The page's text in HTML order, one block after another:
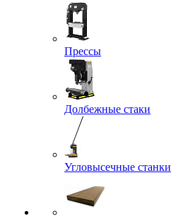
Прессы
Долбежные стаки
Угловысечные станки